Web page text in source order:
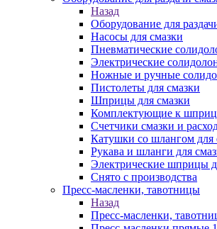
Назад
Оборудование для
Насосы для смазки
Пневматические
Электрические
Ножные и ручные
Пистолеты для смазки
Шприцы для смазки
Комплектующие к
Счетчики смазки и
Катушки со шлангом для
Рукава и шланги для
Электрические шприцы
Снято с производства
Пресс-масленки, тавотницы
Назад
Пресс-масленки,